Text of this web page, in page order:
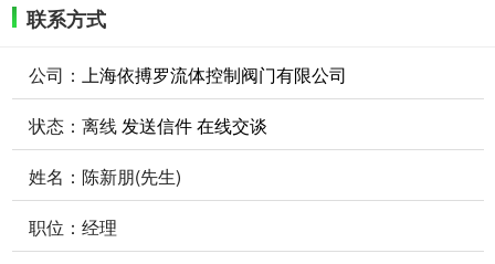
联系方式
公司： 上海依搏罗流体控制阀门有限公司
状态：离线 发送信件在线交谈
姓名：陈新朋(先生)
职位：经理